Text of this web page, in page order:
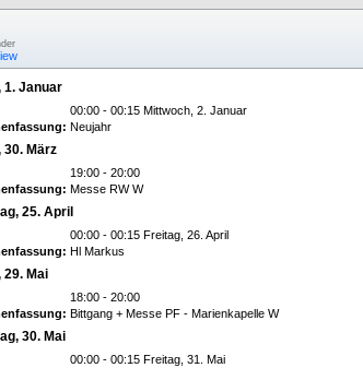
1. Januar
00:00 - 00:15 Mittwoch, 2. Januar
Neujahr
30. März
19:00 - 20:00
Messe RW W
25. April
00:00 - 00:15 Freitag, 26. April
Hl Markus
29. Mai
18:00 - 20:00
Bittgang + Messe PF - Marienkapelle W
30. Mai
00:00 - 00:15 Freitag, 31. Mai